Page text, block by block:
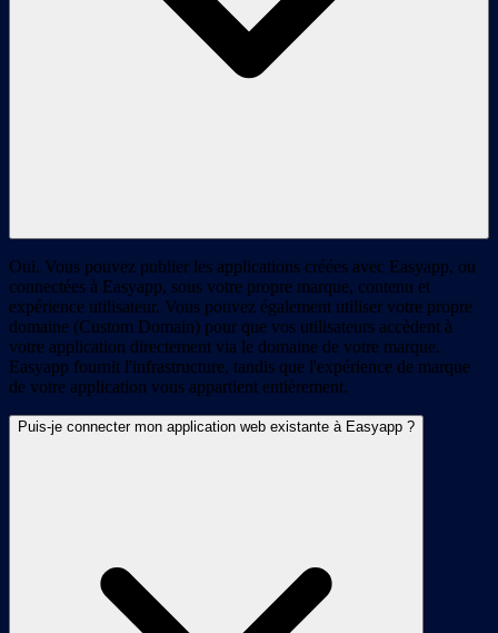
Oui. Vous pouvez publier les applications créées avec Easyapp, ou
connectées à Easyapp, sous votre propre marque, contenu et
expérience utilisateur. Vous pouvez également utiliser votre propre
domaine (Custom Domain) pour que vos utilisateurs accèdent à
votre application directement via le domaine de votre marque.
Easyapp fournit l'infrastructure, tandis que l'expérience de marque
de votre application vous appartient entièrement.
Puis-je connecter mon application web existante à Easyapp ?